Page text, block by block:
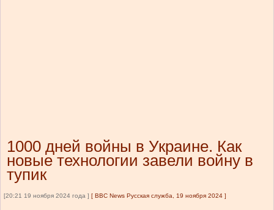
1000 дней войны в Украине. Как
новые технологии завели войну в
тупик
[20:21 19 ноября 2024 года ] [ BBC News Русская служба, 19 ноября 2024 ]